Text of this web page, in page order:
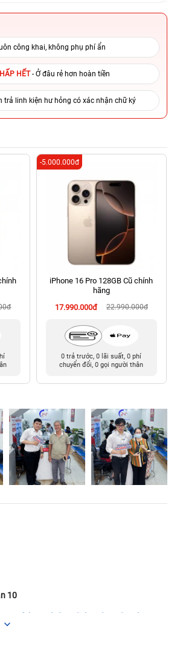
công khai, không phụ phí ẩn
HẾT- Ở đâu rẻ hơn hoàn tiền
trả linh kiện hư hỏng có xác nhận chữ ký
iPhone 16 Pro 128GB Cũ chính
hãng
17.990.000đ
22.990.000đ
-5.000.000đ
0 trả trước, 0 lãi suất, 0 phí
chuyển đổi, 0 gọi người thân
10